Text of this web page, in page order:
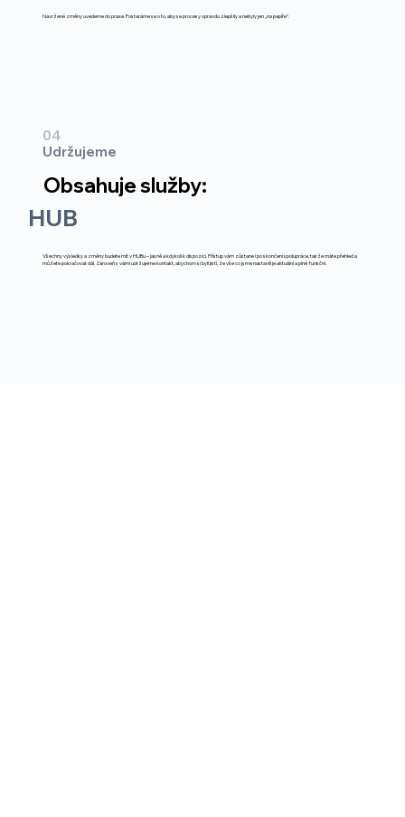
Navržené změny uvedeme do praxe. Postaráme se o to, aby se procesy opravdu zlepšily a nebyly jen „na papíře“.
04
Udržujeme
Obsahuje služby:
HUB
Všechny výsledky a změny budete mít v HUBu – jasně a kdykoli k dispozici. Přístup vám zůstane i po skončení spolupráce, takže máte přehled a
můžete pokračovat dál. Zároveň s vámi udržujeme kontakt, abychom si byli jistí, že vše co jsme nastavili je aktuální a plně funkční.